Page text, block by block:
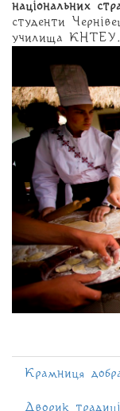
національних
студенти
училища КНТЕУ.
Крамниця
Дворик